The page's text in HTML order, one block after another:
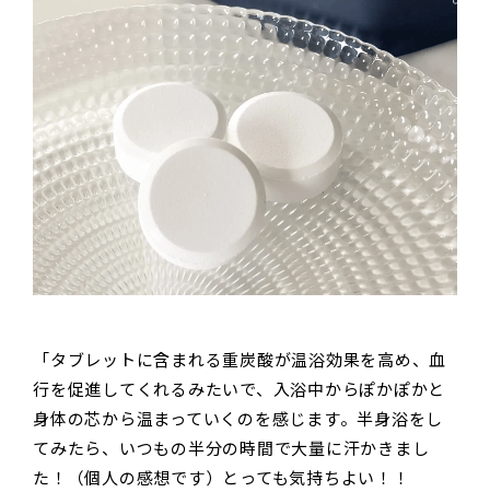
「タブレットに含まれる重炭酸が温浴効果を高め、血
行を促進してくれるみたいで、入浴中からぽかぽかと
身体の芯から温まっていくのを感じます。半身浴をし
てみたら、いつもの半分の時間で大量に汗かきまし
た！（個人の感想です）とっても気持ちよい！！